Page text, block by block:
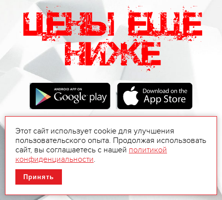
Этот сайт использует cookie для улучшения
пользовательского опыта. Продолжая использовать
сайт, вы соглашаетесь с нашей политикой
конфиденциальности.
Принять